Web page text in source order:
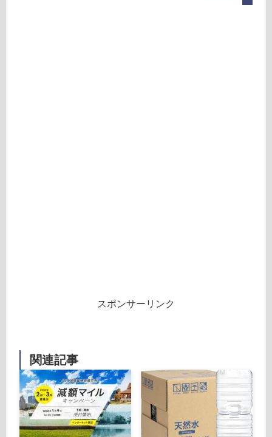
スポンサーリンク
関連記事